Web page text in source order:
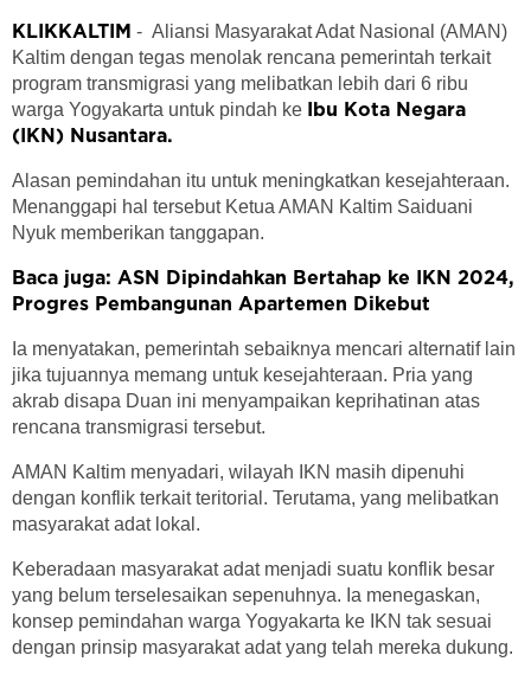
KLIKKALTIM - Aliansi Masyarakat Adat Nasional (AMAN)
Kaltim dengan tegas menolak rencana pemerintah terkait
program transmigrasi yang melibatkan lebih dari 6 ribu
warga Yogyakarta untuk pindah ke
Ibu Kota Negara
(IKN) Nusantara.
Alasan pemindahan itu untuk meningkatkan kesejahteraan.
Menanggapi hal tersebut Ketua AMAN Kaltim Saiduani
Nyuk memberikan tanggapan.
Baca juga: ASN Dipindahkan Bertahap ke IKN 2024,
Progres Pembangunan Apartemen Dikebut
Ia menyatakan, pemerintah sebaiknya mencari alternatif lain
jika tujuannya memang untuk kesejahteraan. Pria yang
akrab disapa Duan ini menyampaikan keprihatinan atas
rencana transmigrasi tersebut.
AMAN Kaltim menyadari, wilayah IKN masih dipenuhi
dengan konflik terkait teritorial. Terutama, yang melibatkan
masyarakat adat lokal.
Keberadaan masyarakat adat menjadi suatu konflik besar
yang belum terselesaikan sepenuhnya. Ia menegaskan,
konsep pemindahan warga Yogyakarta ke IKN tak sesuai
dengan prinsip masyarakat adat yang telah mereka dukung.